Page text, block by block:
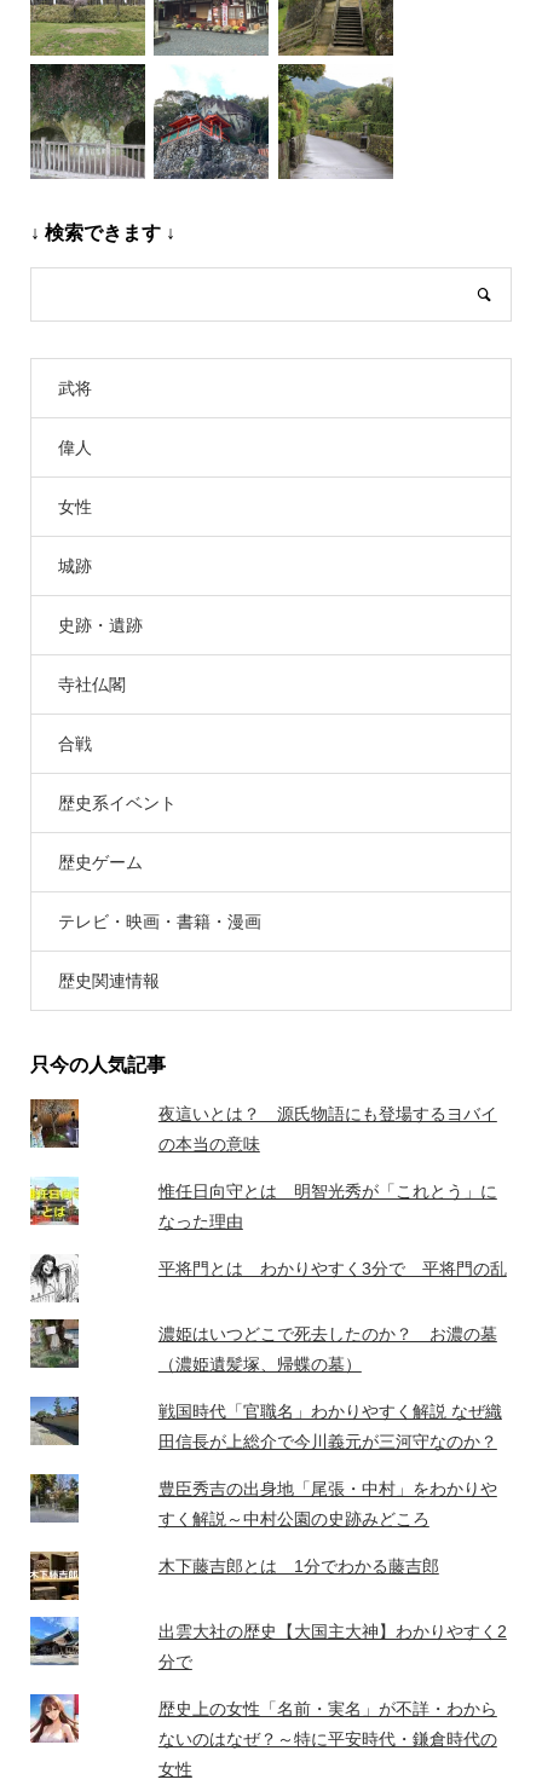
↓ 検索できます ↓
武将
偉人
女性
城跡
史跡・遺跡
寺社仏閣
合戦
歴史系イベント
歴史ゲーム
テレビ・映画・書籍・漫画
歴史関連情報
只今の人気記事
夜這いとは？ 源氏物語にも登場するヨバイ
の本当の意味
惟任日向守とは 明智光秀が「これとう」に
なった理由
平将門とは わかりやすく3分で 平将門の乱
濃姫はいつどこで死去したのか？ お濃の墓
（濃姫遺髪塚、帰蝶の墓）
戦国時代「官職名」わかりやすく解説 なぜ織
田信長が上総介で今川義元が三河守なのか？
豊臣秀吉の出身地「尾張・中村」をわかりや
すく解説～中村公園の史跡みどころ
木下藤吉郎とは 1分でわかる藤吉郎
出雲大社の歴史【大国主大神】わかりやすく2
分で
歴史上の女性「名前・実名」が不詳・わから
ないのはなぜ？～特に平安時代・鎌倉時代の
女性